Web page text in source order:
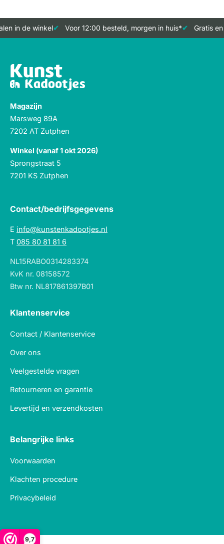
9,7
in de winkel Voor 12:00 besteld, morgen in huis* Gratis
Magazijn
Marsweg 89A
7202 AT Zutphen
Winkel (vanaf 1 okt 2026)
Sprongstraat 5
7201 KS Zutphen
Contact/bedrijfsgegevens
E info@kunstenkadootjes.nl
T 085 80 81 81 6
NL15RABO0314283374
KvK nr. 08158572
Btw nr. NL817861397B01
Klantenservice
Contact / Klantenservice
Over ons
Veelgestelde vragen
Retourneren en garantie
Levertijd en verzendkosten
Belangrijke links
Voorwaarden
Klachten procedure
Privacybeleid